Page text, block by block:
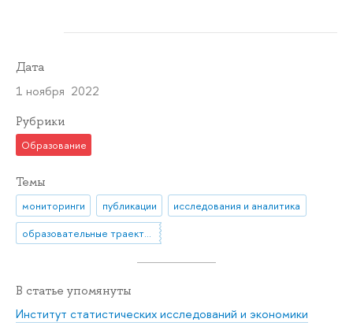
Дата
1 ноября 2022
Рубрики
Образование
Темы
мониторинги публикации
исследования и аналитика
образовательные траектории
В статье упомянуты
Институт статистических исследований и экономики